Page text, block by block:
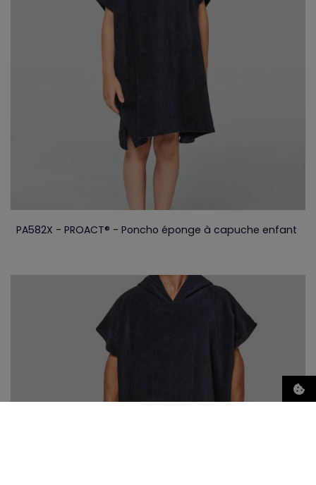
PA582X - PROACT® - Poncho éponge à capuche enfant